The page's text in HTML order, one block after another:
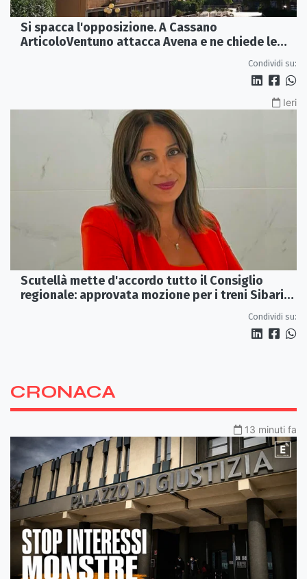
Si spacca l'opposizione. A Cassano
ArticoloVentuno attacca Avena e ne chiede le
Condividi su:
Ieri
Scutellà mette d'accordo tutto il Consiglio
regionale: approvata mozione per i treni Sibari-
Condividi su:
CRONACA
13 minuti fa